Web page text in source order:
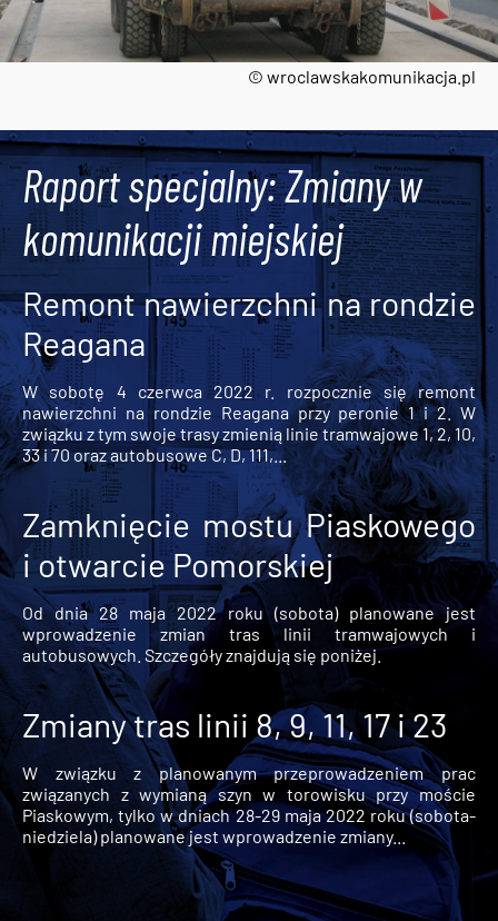
© wroclawskakomunikacja.pl
Raport specjalny: Zmiany w
komunikacji miejskiej
Remont nawierzchni na rondzie
Reagana
W sobotę 4 czerwca 2022 r. rozpocznie się remont
nawierzchni na rondzie Reagana przy peronie 1 i 2. W
związku z tym swoje trasy zmienią linie tramwajowe 1, 2, 10,
33 i 70 oraz autobusowe C, D, 111,...
Zamknięcie mostu Piaskowego
i otwarcie Pomorskiej
Od dnia 28 maja 2022 roku (sobota) planowane jest
wprowadzenie zmian tras linii tramwajowych i
autobusowych. Szczegóły znajdują się poniżej.
Zmiany tras linii 8, 9, 11, 17 i 23
W związku z planowanym przeprowadzeniem prac
związanych z wymianą szyn w torowisku przy moście
Piaskowym, tylko w dniach 28-29 maja 2022 roku (sobota-
niedziela) planowane jest wprowadzenie zmiany...